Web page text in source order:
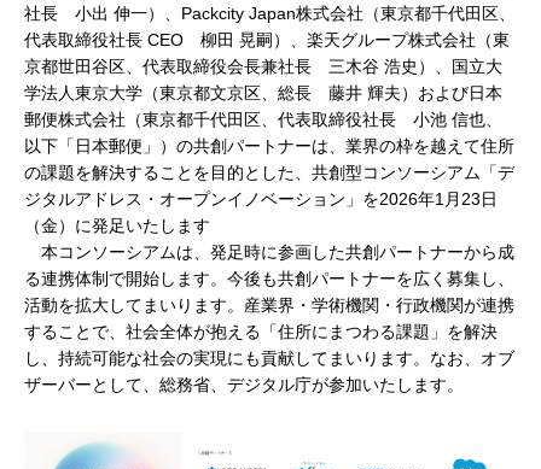
社長 小出 伸一）、Packcity Japan株式会社（東京都千代田区、
代表取締役社長 CEO 柳田 晃嗣）、楽天グループ株式会社（東
京都世田谷区、代表取締役会長兼社長 三木谷 浩史）、国立大
学法人東京大学（東京都文京区、総長 藤井 輝夫）および日本
郵便株式会社（東京都千代田区、代表取締役社長 小池 信也、
以下「日本郵便」）の共創パートナーは、業界の枠を越えて住所
の課題を解決することを目的とした、共創型コンソーシアム「デ
ジタルアドレス・オープンイノベーション」を2026年1月23日
（金）に発足いたします
本コンソーシアムは、発足時に参画した共創パートナーから成
る連携体制で開始します。今後も共創パートナーを広く募集し、
活動を拡大してまいります。産業界・学術機関・行政機関が連携
することで、社会全体が抱える「住所にまつわる課題」を解決
し、持続可能な社会の実現にも貢献してまいります。なお、オブ
ザーバーとして、総務省、デジタル庁が参加いたします。